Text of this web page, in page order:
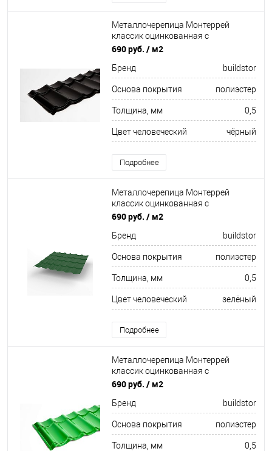
Металлочерепица Монтеррей
классик оцинкованная с
полимерным покрытием
690 руб. / м2
Бренд buildstor
Основа покрытия полиэстер
Толщина, мм 0,5
Цвет человеческий чёрный
Подробнее
Металлочерепица Монтеррей
классик оцинкованная с
полимерным покрытием
690 руб. / м2
Бренд buildstor
Основа покрытия полиэстер
Толщина, мм 0,5
Цвет человеческий зелёный
Подробнее
Металлочерепица Монтеррей
классик оцинкованная с
полимерным покрытием
690 руб. / м2
Бренд buildstor
Основа покрытия полиэстер
Толщина, мм 0,5